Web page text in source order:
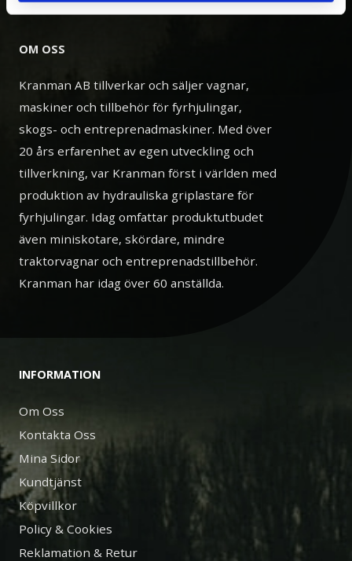
OM OSS
Kranman AB tillverkar och säljer vagnar,
maskiner och tillbehör för fyrhjulingar,
skogs- och entreprenadmaskiner. Med över
20 års erfarenhet av egen utveckling och
tillverkning, var Kranman först i världen med
produktion av hydrauliska griplastare för
fyrhjulingar. Idag omfattar produktutbudet
även miniskotare, skördare, mindre
traktorvagnar och entreprenadstillbehör.
Kranman har idag över 60 anställda.
INFORMATION
Om Oss
Kontakta Oss
Mina Sidor
Kundtjänst
Köpvillkor
Policy & Cookies
Reklamation & Retur